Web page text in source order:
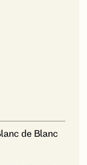
de Blanc